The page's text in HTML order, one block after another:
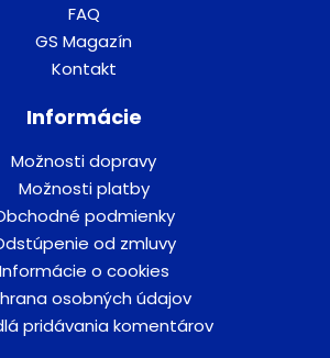
FAQ
GS Magazín
Kontakt
Informácie
Možnosti dopravy
Možnosti platby
podmienky
od zmluvy
Informácie o cookies
osobných údajov
pridávania komentárov